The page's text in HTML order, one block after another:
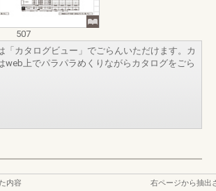
507
「カタログビュー」でごらんいただけます。カ
web上でパラパラめくりながらカタログをごら
内容
右ページから抽出